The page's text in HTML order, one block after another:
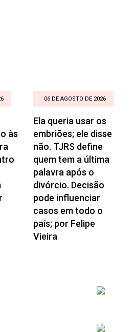
às
06 DE AGOSTO DE 2026
Ela queria usar os
embriões; ele disse
não. TJRS define
quem tem a última
palavra após o
divórcio. Decisão
pode influenciar
casos em todo o
país; por Felipe
Vieira